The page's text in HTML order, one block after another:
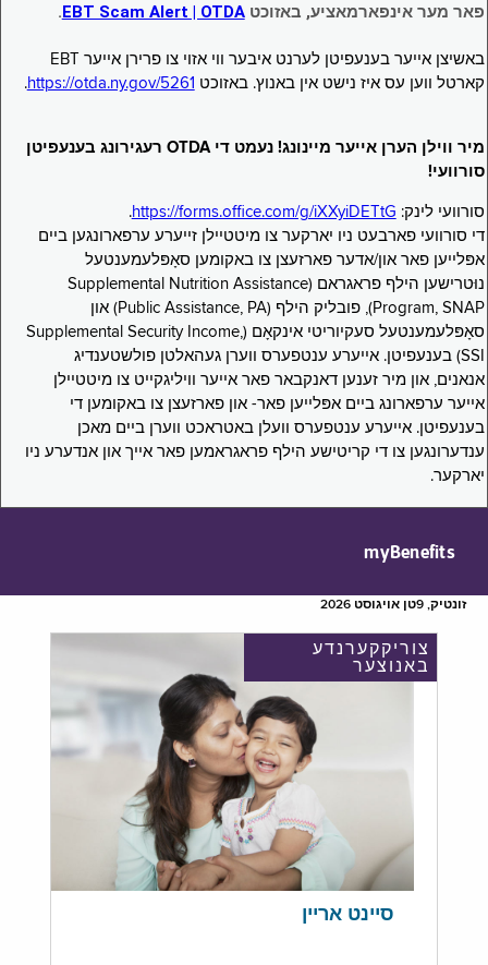
פאר מער אינפארמאציע, באזוכטEBT Scam Alert | OTDA
.
באשיצן אייער בענעפיטן לערנט איבער ווי אזוי צו פרירן אייער EBT
קארטל ווען עס איז נישט אין באנוץ. באזוכט https://otda.ny.gov/5261
.
מיר ווילן הערן אייער מיינונג! נעמט די OTDA רעגירונג בענעפיטן
סורוועי!
סורוועי לינק: https://forms.office.com/g/iXXyiDETtG
.
די סורוועי פארבעט ניו יארקער צו מיטטיילן זייערע ערפארונגען ביים
אפּלייען פאר און/אדער פארזעצן צו באקומען סאָפּלעמענטעל
נוּטרישען הילף פראגראם (Supplemental Nutrition Assistance
Program, SNAP), פובליק הילף (Public Assistance, PA) און
סאָפּלעמענטעל סעקיוריטי אינקאָם (Supplemental Security Income,
SSI) בענעפיטן. אייערע ענטפערס ווערן געהאלטן פולשטענדיג
אנאנים, און מיר זענען דאנקבאר פאר אייער וויליגקייט צו מיטטיילן
אייער ערפארונג ביים אפּלייען פאר- און פארזעצן צו באקומען די
בענעפיטן. אייערע ענטפערס וועלן באטראכט ווערן ביים מאכן
ענדערונגען צו די קריטישע הילף פראגראמען פאר אייך און אנדערע ניו
יארקער.
myBenefits
זונטיק, 9טן אויגוסט 2026
צוריקקערנדע
באנוצער
סיינט אריין